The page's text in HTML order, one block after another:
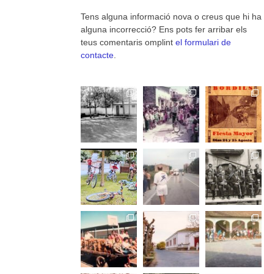
Tens alguna informació nova o creus que hi ha
alguna incorrecció? Ens pots fer arribar els
teus comentaris omplint el formulari de
contacte